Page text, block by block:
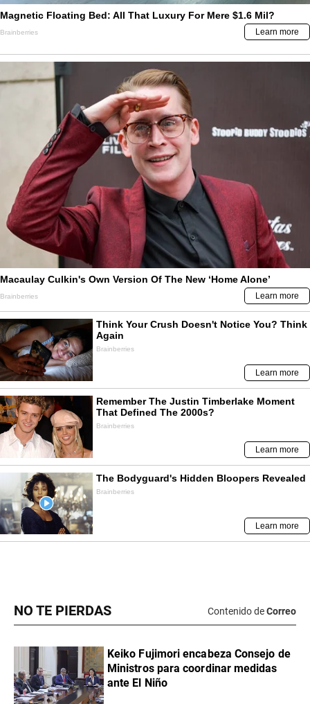
NO TE PIERDAS Contenido deCorreo
Keiko Fujimori encabeza Consejo de
Ministros para coordinar medidas
ante El Niño